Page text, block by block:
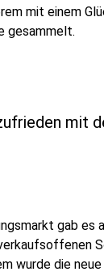
mit einem
gesammelt.
mit
gab es
wurde die